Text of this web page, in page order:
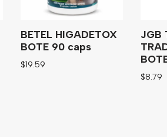
BETEL HIGADETOX
BOTE 90 caps
$19.59
JGB
$8.79